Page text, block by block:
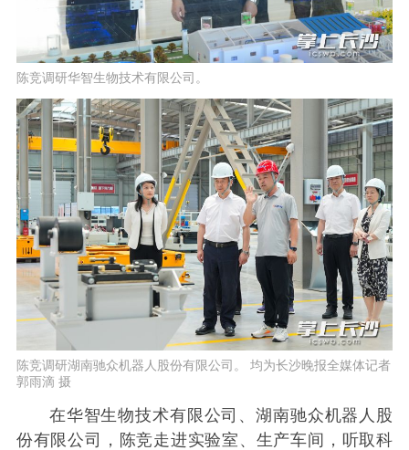
陈竞调研华智生物技术有限公司。
陈竞调研湖南驰众机器人股份有限公司。 均为长沙晚报全媒体记者
郭雨滴 摄
在华智生物技术有限公司、湖南驰众机器人股
份有限公司，陈竞走进实验室、生产车间，听取科